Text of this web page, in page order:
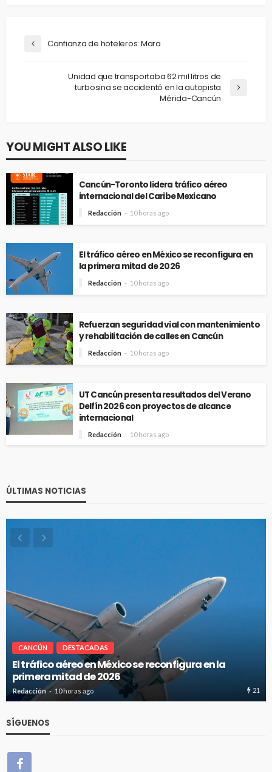
Confianza de hoteleros: Mara
Unidad que transportaba 62 mil litros de
turbosina se accidentó en la autopista
Mérida-Cancún
YOU MIGHT ALSO LIKE
Cancún-Toronto lidera tráfico aéreo
internacional del Caribe Mexicano
Redacción 10 horas ago
El tráfico aéreo en México se reconfigura en
la primera mitad de 2026
Redacción 10 horas ago
Refuerzan seguridad vial con mantenimiento
y rehabilitación de calles en Cancún
Redacción 10 horas ago
UT Cancún presenta resultados del Verano
Delfín 2026 con proyectos de alcance
internacional
Redacción 10 horas ago
ÚLTIMAS NOTICIAS
CANCÚN DESTACADAS
Cancún-Toronto lidera tráfico aéreo internacional
del Caribe Mexicano
Redacción 10 horas ago 20
SÍGUENOS